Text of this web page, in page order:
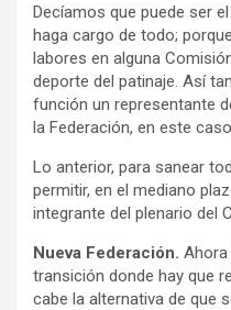
Decíamos que puede ser
haga cargo de todo;
labores en alguna
deporte del patinaje. Así
función un representante
la Federación, en este
Lo anterior, para sanear
permitir, en el mediano
integrante del plenario del
Nueva Federación. Ahora
transición donde hay que
cabe la alternativa de que